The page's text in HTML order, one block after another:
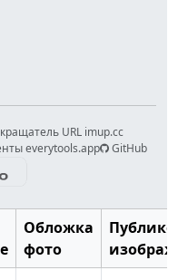
URL imup.cc
everytools.app
GitHub
Обложка
фото